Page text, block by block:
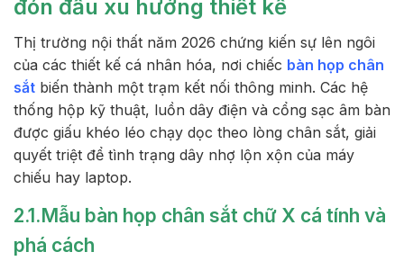
đón đầu xu hướng thiết kế
Thị trường nội thất năm 2026 chứng kiến sự lên ngôi
của các thiết kế cá nhân hóa, nơi chiếc bàn họp chân
sắt biến thành một trạm kết nối thông minh. Các hệ
thống hộp kỹ thuật, luồn dây điện và cổng sạc âm bàn
được giấu khéo léo chạy dọc theo lòng chân sắt, giải
quyết triệt để tình trạng dây nhợ lộn xộn của máy
chiếu hay laptop.
2.1.Mẫu bàn họp chân sắt chữ X cá tính và
phá cách